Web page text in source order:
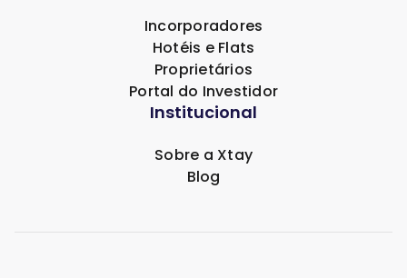
Incorporadores
Hotéis e Flats
Proprietários
Portal do Investidor
Institucional
Sobre a Xtay
Blog